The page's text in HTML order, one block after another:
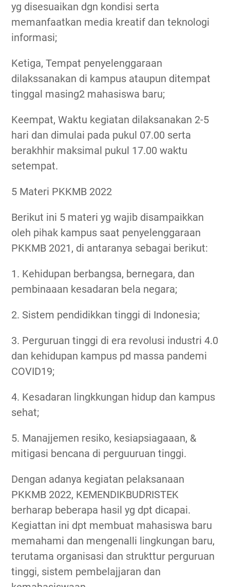
yg disesuaikan dgn kondisi serta
memanfaatkan media kreatif dan teknologi
informasi;
Ketiga, Tempat penyelenggaraan
dilakssanakan di kampus ataupun ditempat
tinggal masing2 mahasiswa baru;
Keempat, Waktu kegiatan dilaksanakan 2-5
hari dan dimulai pada pukul 07.00 serta
berakhhir maksimal pukul 17.00 waktu
setempat.
5 Materi PKKMB 2022
Berikut ini 5 materi yg wajib disampaikkan
oleh pihak kampus saat penyelenggaraan
PKKMB 2021, di antaranya sebagai berikut:
1. Kehidupan berbangsa, bernegara, dan
pembinaaan kesadaran bela negara;
2. Sistem pendidikkan tinggi di Indonesia;
3. Perguruan tinggi di era revolusi industri 4.0
dan kehidupan kampus pd massa pandemi
COVID19;
4. Kesadaran lingkkungan hidup dan kampus
sehat;
5. Manajjemen resiko, kesiapsiagaaan, &
mitigasi bencana di perguuruan tinggi.
Dengan adanya kegiatan pelaksanaan
PKKMB 2022, KEMENDIKBUDRISTEK
berharap beberapa hasil yg dpt dicapai.
Kegiattan ini dpt membuat mahasiswa baru
memahami dan mengenalli lingkungan baru,
terutama organisasi dan strukttur perguruan
tinggi, sistem pembelajjaran dan